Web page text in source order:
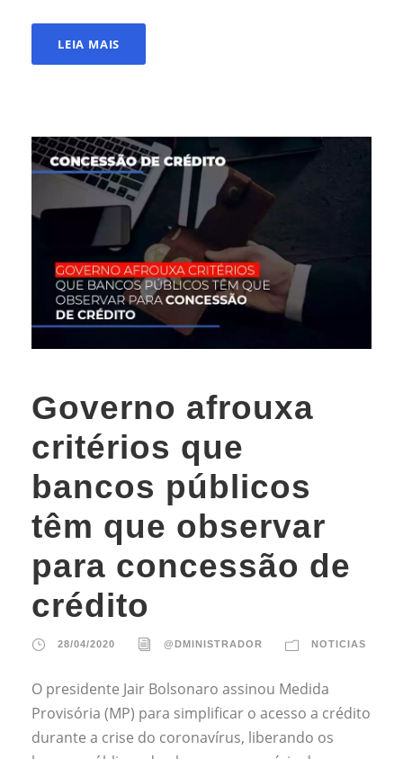
LEIA MAIS
Governo afrouxa
critérios que
bancos públicos
têm que observar
para concessão de
crédito
28/04/2020 @DMINISTRADOR NOTICIAS
O presidente Jair Bolsonaro assinou Medida
Provisória (MP) para simplificar o acesso a crédito
durante a crise do coronavírus, liberando os